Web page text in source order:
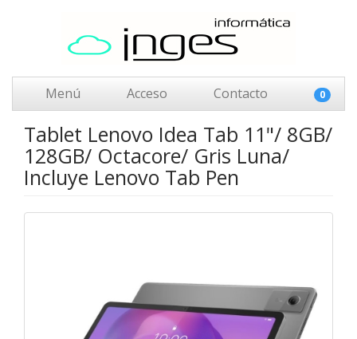
Menú Acceso Contacto 0
Tablet Lenovo Idea Tab 11"/ 8GB/
128GB/ Octacore/ Gris Luna/
Incluye Lenovo Tab Pen